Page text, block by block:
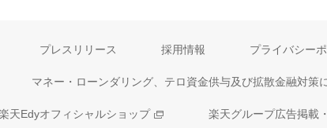
プレスリリース 採用情報 プライバシー
マネー・ローンダリング、テロ資金供与及び拡散金融対策
天Edyオフィシャルショップ 楽天グループ広告掲載